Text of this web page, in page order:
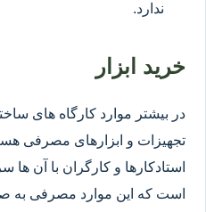
ندارد.
خرید ابزار
در بیشتر موارد کارگاه های
تجهیزات و ابزارهای مصرفی
استادکارها و کارگران با آن ها
است که این موارد مصرفی به